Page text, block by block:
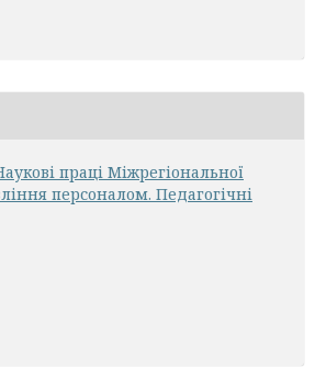
праці Міжрегіональної
персоналом. Педагогічні